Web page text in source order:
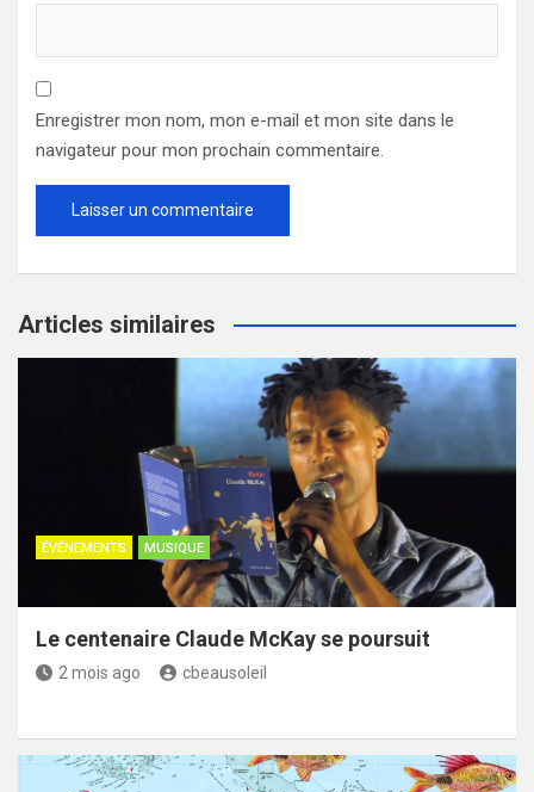
Enregistrer mon nom, mon e-mail et mon site dans le
navigateur pour mon prochain commentaire.
Articles similaires
ÉVÉNEMENTS MUSIQUE
Le centenaire Claude McKay se poursuit
2 mois ago cbeausoleil